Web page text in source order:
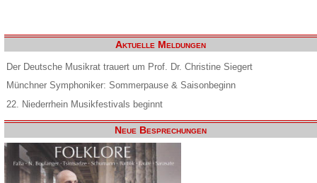
Aktuelle Meldungen
Der Deutsche Musikrat trauert um Prof. Dr. Christine Siegert
Münchner Symphoniker: Sommerpause & Saisonbeginn
22. Niederrhein Musikfestivals beginnt
Neue Besprechungen